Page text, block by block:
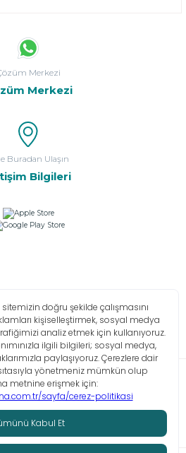
Merkezi
Merkezi
Buradan Ulaşın
Bilgileri
KVKK Çerez Politikası İşlem Rehberi